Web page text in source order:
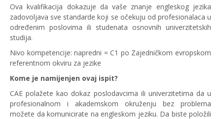
Ova kvalifikacija dokazuje da vaše znanje engleskog jezika
zadovoljava sve standarde koji se očekuju od profesionalaca u
određenim poslovima ili studenata osnovnih univerzitetskih
studija.
Nivo kompetencije: napredni = C1 po Zajedničkom evropskom
referentnom okviru za jezike
Kome je namijenjen ovaj ispit?
CAE polažete kao dokaz poslodavcima ili univerzitetima da u
profesionalnom i akademskom okruženju bez problema
možete da komunicirate na engleskom jeziku. Da biste položili